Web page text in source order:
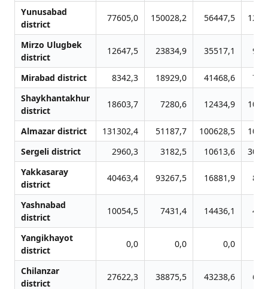
Yunusabad
district
77605,0 150028,2 56447,5
Mirzo Ulugbek
district
12647,5 23834,9 35517,1
Mirabad district 8342,3 18929,0 41468,6
Shaykhantakhur
district
18603,7 7280,6 12434,9
Almazar district 131302,4 51187,7 100628,5
Sergeli district
2960,3 3182,5 10613,6
Yakkasaray
district
40463,4 93267,5 16881,9
Yashnabad
district
10054,5 7431,4 14436,1
Yangikhayot
district
0,0 0,0 0,0
Chilanzar
district
27622,3 38875,5 43238,6